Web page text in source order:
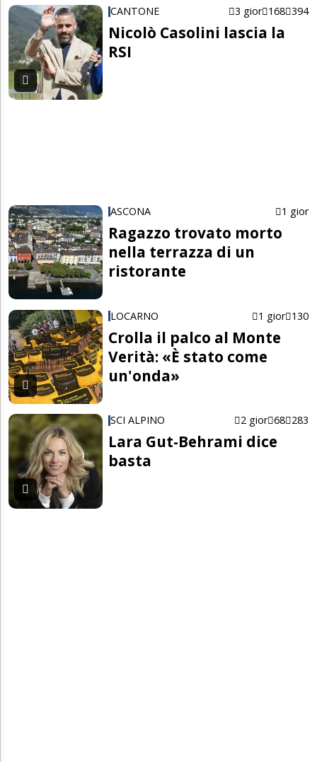
CANTONE 3 gior 168 394
Nicolò Casolini lascia la
RSI
ASCONA 1 gior
Ragazzo trovato morto
nella terrazza di un
ristorante
LOCARNO 1 gior 130
Crolla il palco al Monte
Verità: «È stato come
un'onda»
SCI ALPINO 2 gior 68 283
Lara Gut-Behrami dice
basta